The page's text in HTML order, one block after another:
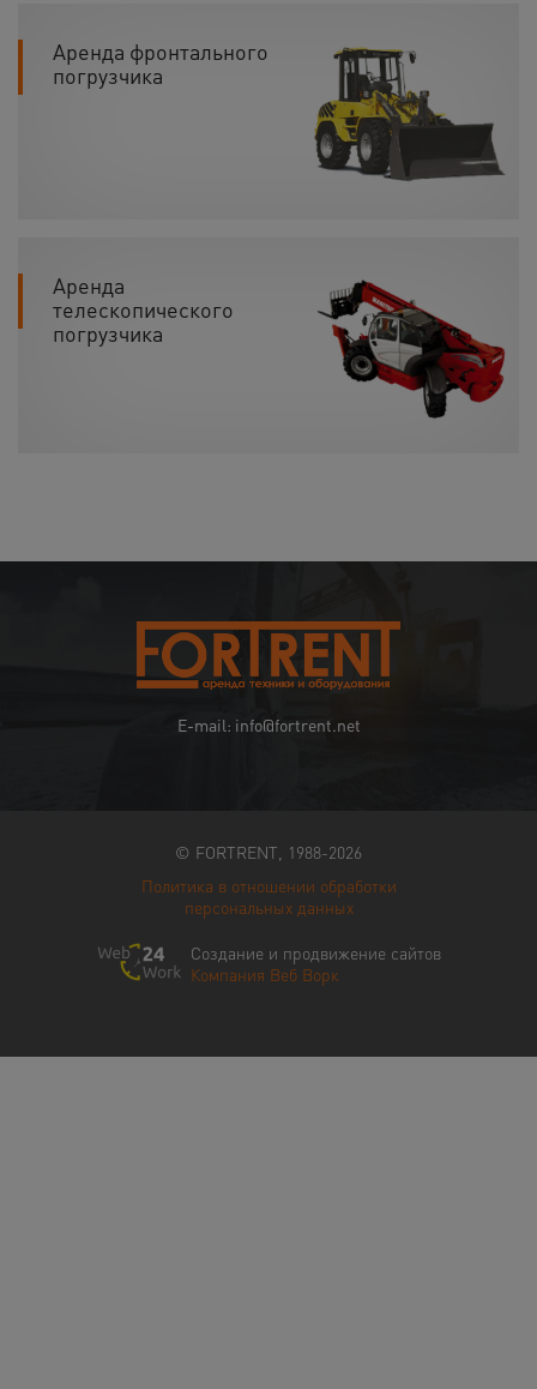
Аренда фронтального
погрузчика
Аренда
телескопического
погрузчика
E-mail: info@fortrent.net
© FORTRENT, 1988-2026
Политика в отношении обработки
персональных данных
Создание и продвижение сайтов
Компания Веб Ворк